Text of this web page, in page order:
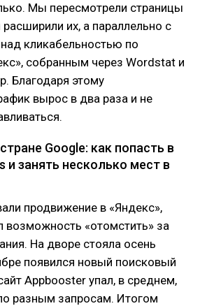
Мы пересмотрели страницы
расширили их, а параллельно с
кликабельностью по
собранным через Wordstat и
Благодаря этому
вырос в два раза и не
Google: как попасть в
и занять несколько мест в
продвижение в «Яндекс»,
возможность «отомстить» за
На дворе стояла осень
появился новый поисковый
Appbooster упал, в среднем,
разным запросам. Итогом